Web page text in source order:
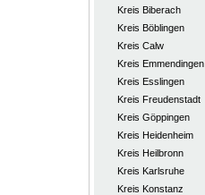
Kreis Biberach
Kreis Böblingen
Kreis Calw
Kreis Emmendingen
Kreis Esslingen
Kreis Freudenstadt
Kreis Göppingen
Kreis Heidenheim
Kreis Heilbronn
Kreis Karlsruhe
Kreis Konstanz